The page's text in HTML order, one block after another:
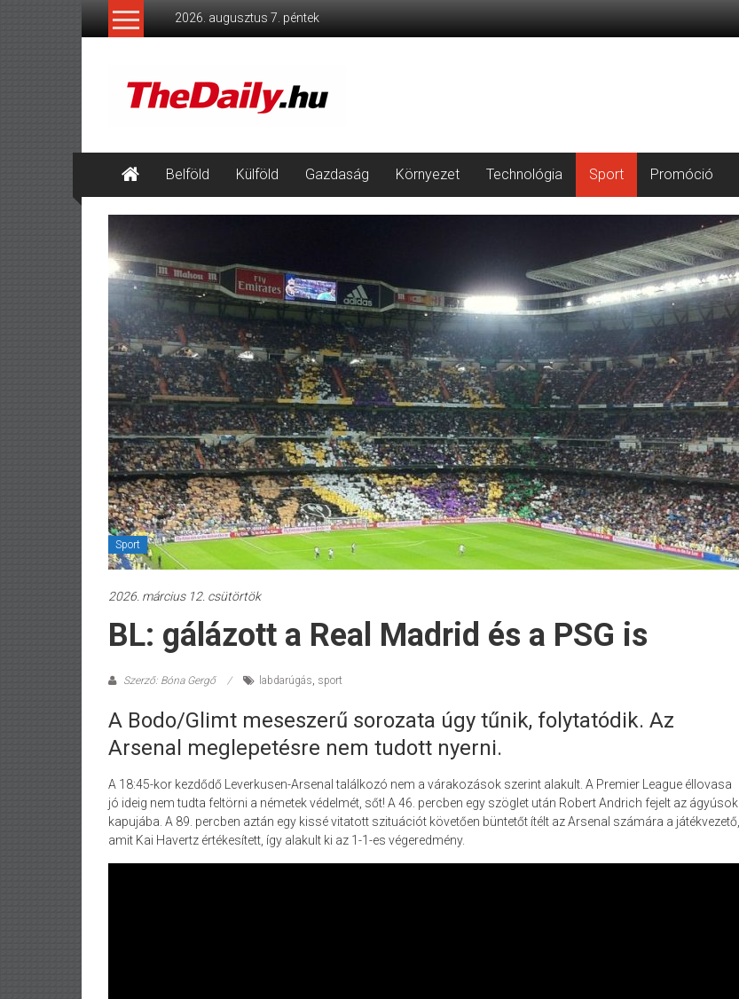
2026. augusztus 7. péntek
érthetően.Belföld Külföld Gazdaság Környezet Technológia Sport Promóció
Sport
2026. március 12. csütörtök
BL: gálázott a Real Madrid és a PSG is
Szerző: Bóna Gergő labdarúgás, sport
A Bodo/Glimt meseszerű sorozata úgy tűnik, folytatódik. Az
Arsenal meglepetésre nem tudott nyerni.
A 18:45-kor kezdődő Leverkusen-Arsenal találkozó nem a várakozások szerint alakult. A Premier League éllovasa
jó ideig nem tudta feltörni a németek védelmét, sőt! A 46. percben egy szöglet után Robert Andrich fejelt az ágyúsok
kapujába. A 89. percben aztán egy kissé vitatott szituációt követően büntetőt ítélt az Arsenal számára a játékvezető,
amit Kai Havertz értékesített, így alakult ki az 1-1-es végeredmény.